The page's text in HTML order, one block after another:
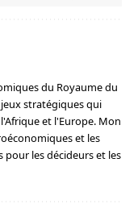
du Royaume du
stratégiques qui
et l'Europe. Mon
et les
pour les décideurs et les